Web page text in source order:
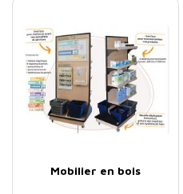
Mobilier en bois